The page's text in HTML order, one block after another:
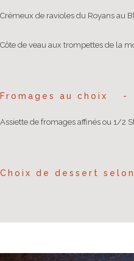
Crémeux de ravioles du Royans au
Côte de veau aux trompettes de la
Fromages au choix
Assiette de fromages affinés ou 1/2
Choix de dessert